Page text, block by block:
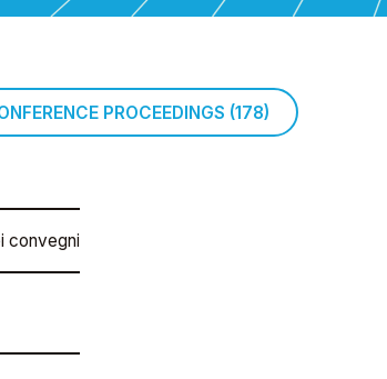
PROCEEDINGS (178)
convegni